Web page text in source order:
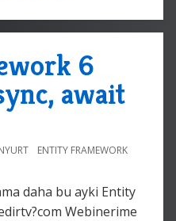
6
await
ENTITY FRAMEWORK
daha bu ayki Entity
Webinerime